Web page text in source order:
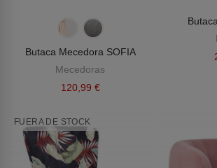
Butaca Mecedora SOFIA
Mecedoras
120,99 €
FUERA DE STOCK